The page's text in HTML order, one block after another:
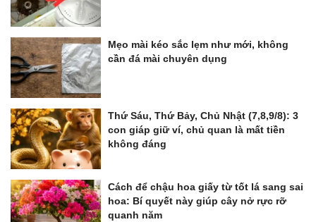
Mẹo mài kéo sắc lẹm như mới, không
cần đá mài chuyên dụng
Thứ Sáu, Thứ Bảy, Chủ Nhật (7,8,9/8): 3
con giáp giữ ví, chủ quan là mất tiền
không đáng
Cách để chậu hoa giấy từ tốt lá sang sai
hoa: Bí quyết này giúp cây nở rực rỡ
quanh năm